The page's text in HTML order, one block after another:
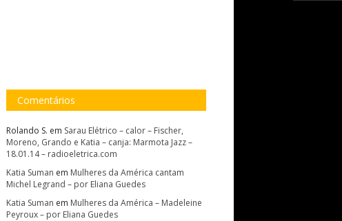
Comentários
Rolando S. em Sarau Elétrico – calor – Fischer,
Moreno, Grando e Katia – canja: Marmota Jazz –
18.01.14 – radioeletrica.com
Katia Suman em Mulheres da América cantam
Michel Legrand – por Eliana Guedes
Katia Suman em Mulheres da América – Madeleine
Peyroux – por Eliana Guedes